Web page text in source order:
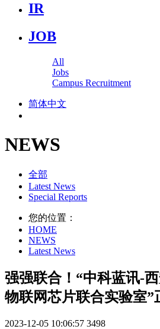
IR
JOB
All
Jobs
Campus Recruitment
简体中文
NEWS
全部
Latest News
Special Reports
您的位置：
HOME
NEWS
Latest News
强强联合！“中科蓝讯-
物联网芯片联合实验室”
2023-12-05 10:06:57 3498